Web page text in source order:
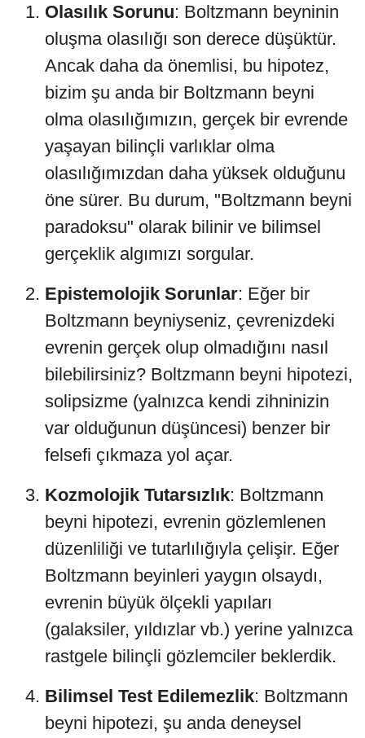
Olasılık Sorunu: Boltzmann beyninin
oluşma olasılığı son derece düşüktür.
Ancak daha da önemlisi, bu hipotez,
bizim şu anda bir Boltzmann beyni
olma olasılığımızın, gerçek bir evrende
yaşayan bilinçli varlıklar olma
olasılığımızdan daha yüksek olduğunu
öne sürer. Bu durum, "Boltzmann beyni
paradoksu" olarak bilinir ve bilimsel
gerçeklik algımızı sorgular.
Epistemolojik Sorunlar: Eğer bir
Boltzmann beyniyseniz, çevrenizdeki
evrenin gerçek olup olmadığını nasıl
bilebilirsiniz? Boltzmann beyni hipotezi,
solipsizme (yalnızca kendi zihninizin
var olduğunun düşüncesi) benzer bir
felsefi çıkmaza yol açar.
Kozmolojik Tutarsızlık: Boltzmann
beyni hipotezi, evrenin gözlemlenen
düzenliliği ve tutarlılığıyla çelişir. Eğer
Boltzmann beyinleri yaygın olsaydı,
evrenin büyük ölçekli yapıları
(galaksiler, yıldızlar vb.) yerine yalnızca
rastgele bilinçli gözlemciler beklerdik.
Bilimsel Test Edilemezlik: Boltzmann
beyni hipotezi, şu anda deneysel